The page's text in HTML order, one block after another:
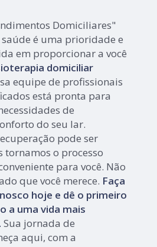
Domiciliares"
é uma prioridade e
em proporcionar a você
domiciliar
equipe de profissionais
está pronta para
de
do seu lar.
pode ser
tornamos o processo
para você. Não
que você merece. Faça
hoje e dê o primeiro
a uma vida mais
Sua jornada de
aqui, com a